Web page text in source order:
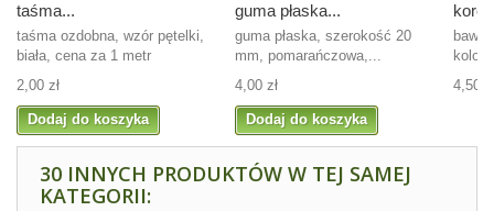
taśma...
taśma ozdobna, wzór pętelki,
biała, cena za 1 metr
2,00 zł
Dodaj do koszyka
guma płaska...
guma płaska, szerokość 20
mm, pomarańczowa,...
4,00 zł
Dodaj do koszyka
kolor
4,50
30 INNYCH PRODUKTÓW W TEJ SAMEJ
KATEGORII: